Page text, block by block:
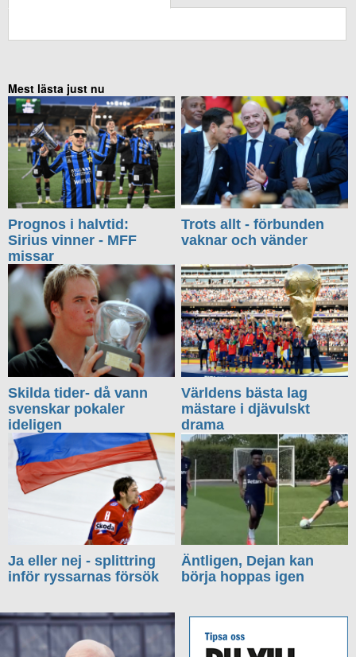
Mest lästa just nu
Prognos i halvtid:
Sirius vinner - MFF
missar
Trots allt - förbunden
vaknar och vänder
Skilda tider- då vann
svenskar pokaler
ideligen
Världens bästa lag
mästare i djävulskt
drama
Ja eller nej - splittring
inför ryssarnas försök
Äntligen, Dejan kan
börja hoppas igen